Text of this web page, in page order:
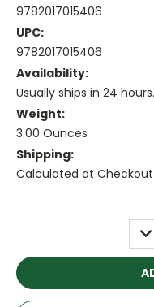
9782017015406
UPC:
9782017015406
Availability:
Usually ships in 24 hours.
Weight:
3.00 Ounces
Shipping:
Calculated at Checkout